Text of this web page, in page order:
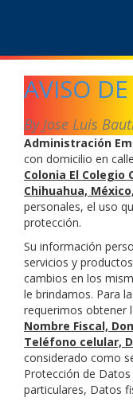
AVISO
By Jose Luis
Administración
con domicilio en calle
Colonia El Colegio
Chihuahua, México,
personales, el uso
protección.
Su información
servicios y
cambios en los
le brindamos. Para
requerimos obtener
Nombre Fiscal,
Teléfono celular,
considerado como
Protección de
particulares, Datos